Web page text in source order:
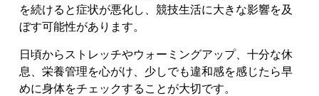
を続けると症状が悪化し、競技生活に大きな影響を及
ぼす可能性があります。
日頃からストレッチやウォーミングアップ、十分な休
息、栄養管理を心がけ、少しでも違和感を感じたら早
めに身体をチェックすることが大切です。